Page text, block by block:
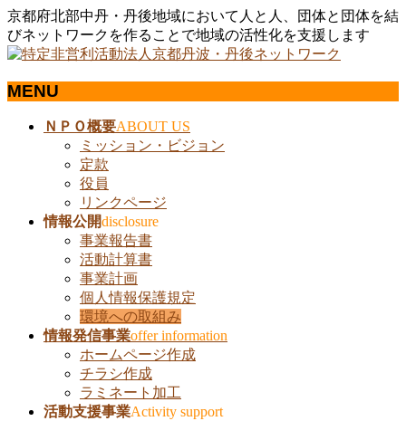
京都府北部中丹・丹後地域において人と人、団体と団体を結
びネットワークを作ることで地域の活性化を支援します
MENU
ＮＰＯ概要ABOUT US
ミッション・ビジョン
定款
役員
リンクページ
情報公開disclosure
事業報告書
活動計算書
事業計画
個人情報保護規定
環境への取組み
情報発信事業offer information
ホームページ作成
チラシ作成
ラミネート加工
活動支援事業Activity support